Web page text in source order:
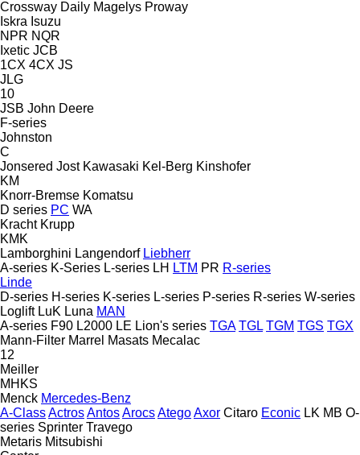
Crossway Daily Magelys Proway
Iskra Isuzu
NPR NQR
Ixetic JCB
1CX 4CX JS
JLG
10
JSB John Deere
F-series
Johnston
C
Jonsered Jost Kawasaki Kel-Berg Kinshofer
KM
Knorr-Bremse Komatsu
D series PC WA
Kracht Krupp
KMK
Lamborghini Langendorf Liebherr
A-series K-Series L-series LH LTM PR R-series
Linde
D-series H-series K-series L-series P-series R-series W-series
Loglift LuK Luna MAN
A-series F90 L2000 LE Lion's series TGA TGL TGM TGS TGX
Mann-Filter Marrel Masats Mecalac
12
Meiller
MHKS
Menck Mercedes-Benz
A-ClassActrosAntosArocsAtegoAxor Citaro Econic LK MB O-
series Sprinter Travego
Metaris Mitsubishi